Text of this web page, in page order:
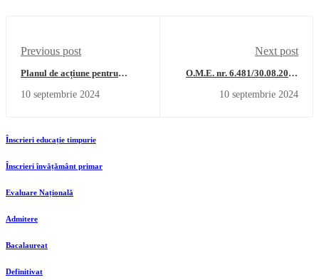
Previous post
Planul de acțiune pentru
naționale în domeniul
10 septembrie 2024
Next post
O.M.E. nr. 6.481/30.08.2024
desfășurarea examenului
10 septembrie 2024
Înscrieri educație timpurie
Înscrieri învățământ primar
Evaluare Națională
Admitere
Bacalaureat
Definitivat